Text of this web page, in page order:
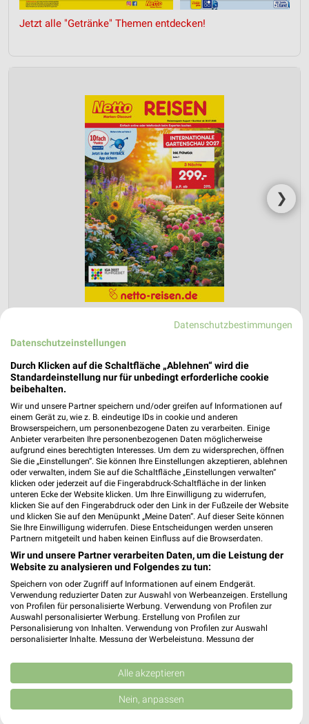
Jetzt alle "Getränke" Themen entdecken!
❯
Netto Marken-Discount Prospekt für
Pforzheim ab Do. den 30.07.
Reisemagazin August 2026
Gültig von 30. Jul. bis 31. Aug.
📅 Kalendereintrag erstellen
PROSPEKT BLÄTTERN
URLAUB & REISEN
Datenschutzbestimmungen
Datenschutzeinstellungen
Durch Klicken auf die Schaltfläche „Ablehnen“ wird die
Standardeinstellung nur für unbedingt erforderliche cookie
beibehalten.
Wir und unsere Partner speichern und/oder greifen auf Informationen auf
einem Gerät zu, wie z. B. eindeutige IDs in cookie und anderen
Browserspeichern, um personenbezogene Daten zu verarbeiten. Einige
Anbieter verarbeiten Ihre personenbezogenen Daten möglicherweise
aufgrund eines berechtigten Interesses. Um dem zu widersprechen, öffnen
Sie die „Einstellungen“. Sie können Ihre Einstellungen akzeptieren, ablehnen
oder verwalten, indem Sie auf die Schaltfläche „Einstellungen verwalten“
klicken oder jederzeit auf die Fingerabdruck-Schaltfläche in der linken
unteren Ecke der Website klicken. Um Ihre Einwilligung zu widerrufen,
klicken Sie auf den Fingerabdruck oder den Link in der Fußzeile der Website
und klicken Sie auf den Menüpunkt „Meine Daten“. Auf dieser Seite können
Sie Ihre Einwilligung widerrufen. Diese Entscheidungen werden unseren
Partnern mitgeteilt und haben keinen Einfluss auf die Browserdaten.
Wir und unsere Partner verarbeiten Daten, um die Leistung der
Website zu analysieren und Folgendes zu tun:
Speichern von oder Zugriff auf Informationen auf einem Endgerät.
Verwendung reduzierter Daten zur Auswahl von Werbeanzeigen. Erstellung
von Profilen für personalisierte Werbung. Verwendung von Profilen zur
Auswahl personalisierter Werbung. Erstellung von Profilen zur
Personalisierung von Inhalten. Verwendung von Profilen zur Auswahl
personalisierter Inhalte. Messung der Werbeleistung. Messung der
Kombinationen von Daten aus verschiedenen Quellen. Entwicklung und
Verbesserung der Angebote. Verwendung reduzierter Daten zur Auswahl
von Inhalten.
Daten können außerhalb der Europäischen Union weitergegeben und in die
USA gesendet werden.
Alle akzeptieren
Nein, anpassen